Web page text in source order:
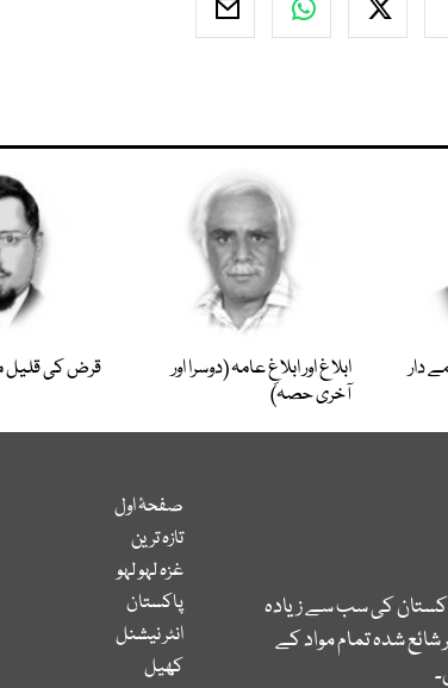
دار
ابلاغ اور ابلاغِ عامہ (دوسرا اور
آخری حصہ)
قرض کی
کی سب سے زیادہ
شدہ تمام مواد کے
صفحۂ اول
تازہ ترین
غزہ لہو لہو
پاکستان
انٹر نیشنل
کھیل